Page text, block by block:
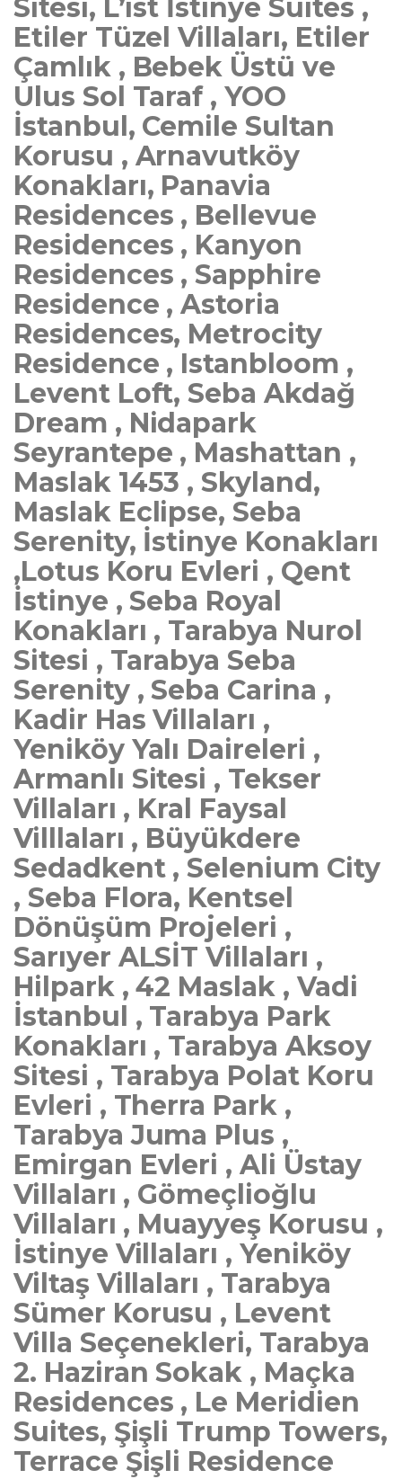
Sitesi, L’ist İstinye Suites ,
Etiler Tüzel Villaları, Etiler
Çamlık , Bebek Üstü ve
Ulus Sol Taraf , YOO
İstanbul, Cemile Sultan
Korusu , Arnavutköy
Konakları, Panavia
Residences , Bellevue
Residences , Kanyon
Residences , Sapphire
Residence , Astoria
Residences, Metrocity
Residence , Istanbloom ,
Levent Loft, Seba Akdağ
Dream , Nidapark
Seyrantepe , Mashattan ,
Maslak 1453 , Skyland,
Maslak Eclipse, Seba
Serenity, İstinye Konakları
,Lotus Koru Evleri , Qent
İstinye , Seba Royal
Konakları , Tarabya Nurol
Sitesi , Tarabya Seba
Serenity , Seba Carina ,
Kadir Has Villaları ,
Yeniköy Yalı Daireleri ,
Armanlı Sitesi , Tekser
Villaları , Kral Faysal
Villlaları , Büyükdere
Sedadkent , Selenium City
, Seba Flora, Kentsel
Dönüşüm Projeleri ,
Sarıyer ALSİT Villaları ,
Hilpark , 42 Maslak , Vadi
İstanbul , Tarabya Park
Konakları , Tarabya Aksoy
Sitesi , Tarabya Polat Koru
Evleri , Therra Park ,
Tarabya Juma Plus ,
Emirgan Evleri , Ali Üstay
Villaları , Gömeçlioğlu
Villaları , Muayyeş Korusu ,
İstinye Villaları , Yeniköy
Viltaş Villaları , Tarabya
Sümer Korusu , Levent
Villa Seçenekleri, Tarabya
2. Haziran Sokak , Maçka
Residences , Le Meridien
Suites, Şişli Trump Towers,
Terrace Şişli Residence